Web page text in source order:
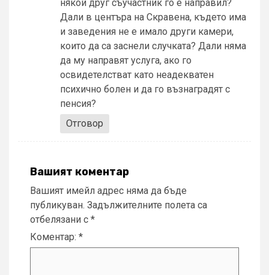
някой друг съучастник го е направил?
Дали в центъра на Скравена, където има
и заведения не е имало други камери,
които да са заснели случката? Дали няма
да му направят услуга, ако го
освидетелстват като неадекватен
психично болен и да го възнаградят с
пенсия?
Отговор
Вашият коментар
Вашият имейл адрес няма да бъде
публикуван. Задължителните полета са
отбелязани с *
Коментар: *